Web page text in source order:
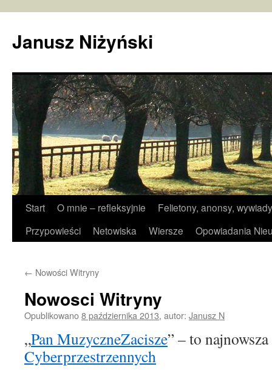
Janusz Niżyński
Przejdź
Start O mnie – refleksyjnie
Felietony, anonsy,
Przypowieści
Netowiska Wiersze Opowiadania
← Nowości Witryny
Nowosci Witryny
Opublikowano8 października 2013, autor: Janusz N
„Pan MuzyczneZacisze” – to
Cyberprzestrzennych